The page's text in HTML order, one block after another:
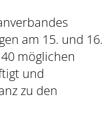
am 15. und 16.
möglichen
und
zu den